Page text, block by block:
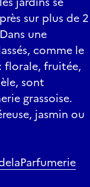
sur plus de 2
une
comme le
florale, fruitée,
sont
grassoise.
jasmin ou